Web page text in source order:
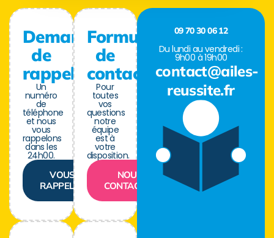
Demande
de
rappel
Un
numéro
de
téléphone
et nous
vous
rappelons
dans les
24h00.
VOUS
RAPPELER
Formulaire
de
contact
Pour
toutes
vos
questions
notre
équipe
est à
votre
disposition.
NOUS
CONTACTER
09 70 30 06 12
Du lundi au vendredi :
9h00 à 19h00
contact@ailes-
reussite.fr